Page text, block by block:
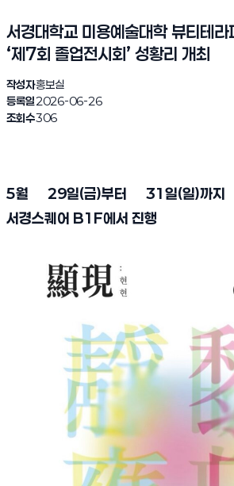
서경대학교 미용예술대학 뷰티테
‘제7회 졸업전시회’ 성황리 개최
작성자홍보실
등록일2026-06-26
조회수306
5월 29일(금)부터 31일(일)까
서경스퀘어 B1F에서 진행